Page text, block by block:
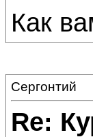
Как
Сергонтий
Re: